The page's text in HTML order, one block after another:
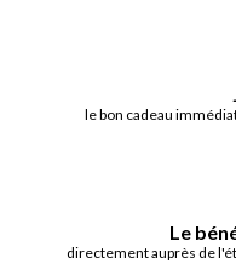
le bon cadeau
Le
directement auprès de